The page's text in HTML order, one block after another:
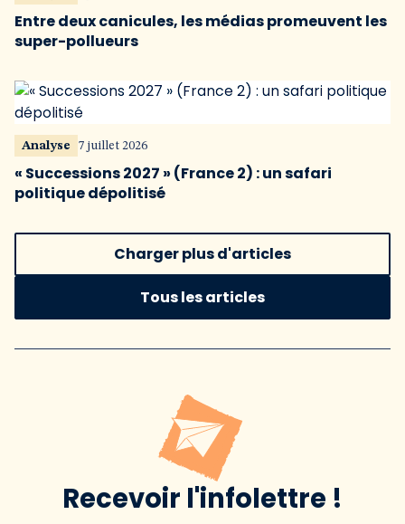
Entre deux canicules, les médias promeuvent les
super-pollueurs
Analyse 7 juillet 2026
« Successions 2027 » (France 2) : un safari
politique dépolitisé
Charger plus d'articles
Tous les articles
Recevoir l'infolettre !